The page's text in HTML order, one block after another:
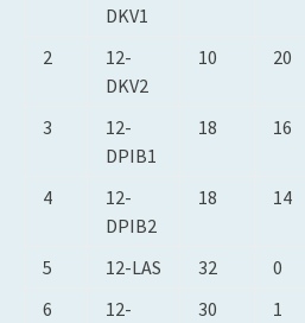
DKV1
2
12-
DKV2
10 20
3
12-
DPIB1
18 16
4
12-
DPIB2
18 14
5 12-LAS 32 0
6
12-
30 1